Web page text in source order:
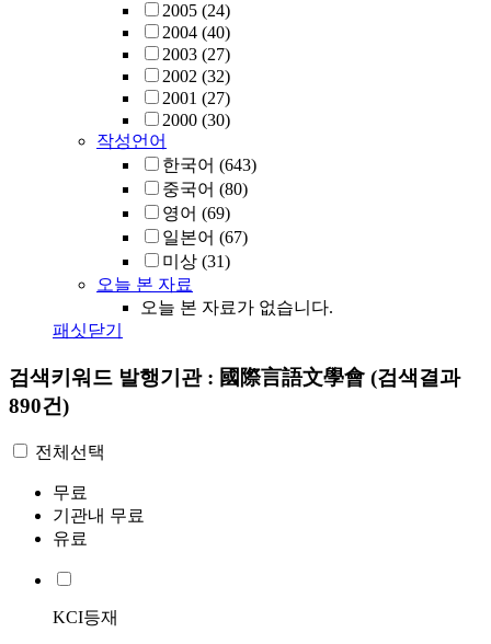
2005 (24)
2004 (40)
2003 (27)
2002 (32)
2001 (27)
2000 (30)
작성언어
한국어 (643)
중국어 (80)
영어 (69)
일본어 (67)
미상 (31)
오늘 본 자료
오늘 본 자료가 없습니다.
패싯닫기
검색키워드 발행기관 : 國際言語文學會 (검색결과
890건)
전체선택
무료
기관내 무료
유료
KCI등재